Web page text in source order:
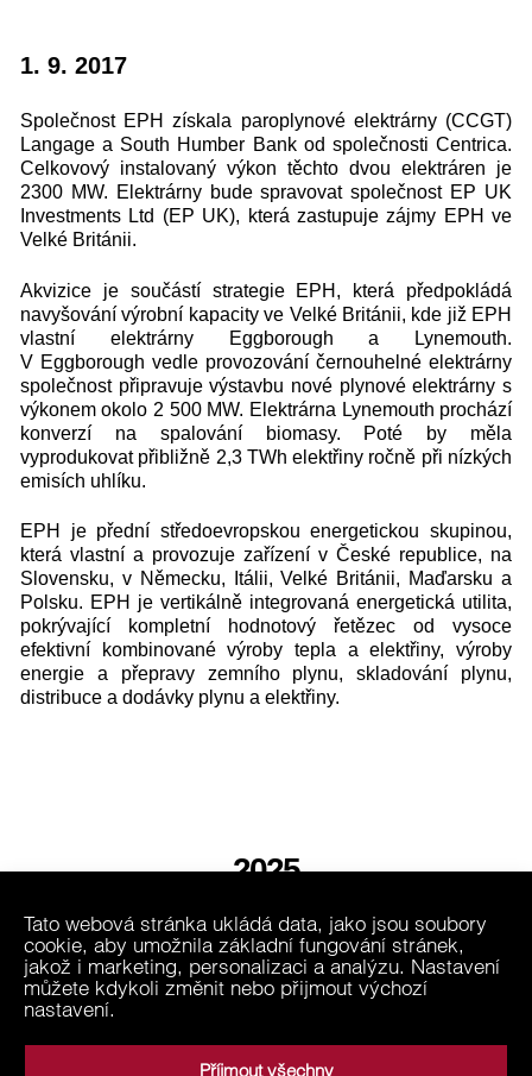
Tato webová stránka ukládá data, jako jsou soubory
cookie, aby umožnila základní fungování stránek,
jakož i marketing, personalizaci a analýzu. Nastavení
můžete kdykoli změnit nebo přijmout výchozí
nastavení.
Příjmout všechny
1. 9. 2017
Společnost EPH získala paroplynové elektrárny (CCGT)
Langage a South Humber Bank od společnosti Centrica.
Celkovový instalovaný výkon těchto dvou elektráren je
2300 MW. Elektrárny bude spravovat společnost EP UK
Investments Ltd (EP UK), která zastupuje zájmy EPH ve
Velké Británii.
Akvizice je součástí strategie EPH, která předpokládá
navyšování výrobní kapacity ve Velké Británii, kde již EPH
vlastní elektrárny Eggborough a Lynemouth.
V Eggborough vedle provozování černouhelné elektrárny
společnost připravuje výstavbu nové plynové elektrárny s
výkonem okolo 2 500 MW. Elektrárna Lynemouth prochází
konverzí na spalování biomasy. Poté by měla
vyprodukovat přibližně 2,3 TWh elektřiny ročně při nízkých
emisích uhlíku.
EPH je přední středoevropskou energetickou skupinou,
která vlastní a provozuje zařízení v České republice, na
Slovensku, v Německu, Itálii, Velké Británii, Maďarsku a
Polsku. EPH je vertikálně integrovaná energetická utilita,
pokrývající kompletní hodnotový řetězec od vysoce
efektivní kombinované výroby tepla a elektřiny, výroby
energie a přepravy zemního plynu, skladování plynu,
distribuce a dodávky plynu a elektřiny.
2025
2024